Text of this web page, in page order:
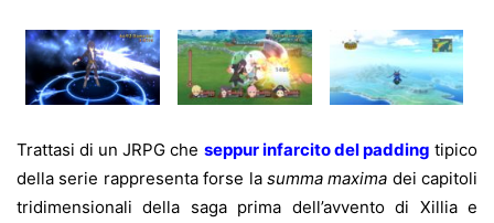
Trattasi di un JRPG che seppur infarcito del padding tipico
della serie rappresenta forse la summa maxima dei capitoli
tridimensionali della saga prima dell’avvento di Xillia e